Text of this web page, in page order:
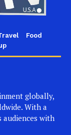
Food
globally,
With a
audiences with